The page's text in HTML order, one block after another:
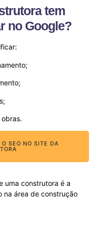
tem
no Google?
SEO NO SITE DA